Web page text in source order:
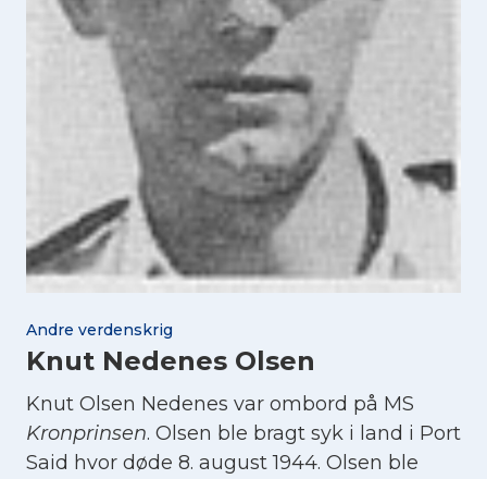
Andre verdenskrig
Knut Nedenes Olsen
Knut Olsen Nedenes var ombord på MS
Kronprinsen. Olsen ble bragt syk i land i Port
Said hvor døde 8. august 1944. Olsen ble